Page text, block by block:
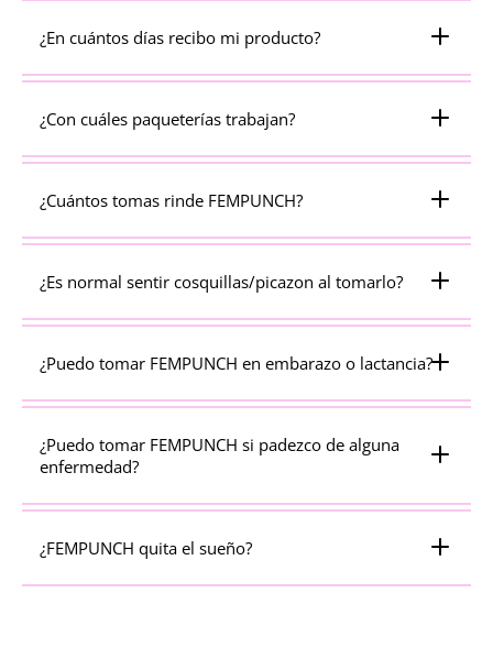
¿En cuántos días recibo mi producto?
¿Con cuáles paqueterías trabajan?
¿Cuántos tomas rinde FEMPUNCH?
¿Es normal sentir cosquillas/picazon al tomarlo?
¿Puedo tomar FEMPUNCH en embarazo o lactancia?
¿Puedo tomar FEMPUNCH si padezco de alguna
enfermedad?
¿FEMPUNCH quita el sueño?